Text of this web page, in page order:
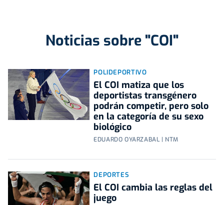
Noticias sobre "COI"
POLIDEPORTIVO
El COI matiza que los
deportistas transgénero
podrán competir, pero solo
en la categoría de su sexo
biológico
EDUARDO OYARZABAL | NTM
DEPORTES
El COI cambia las reglas del
juego